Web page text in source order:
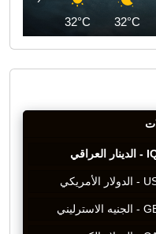
32°C
32°C